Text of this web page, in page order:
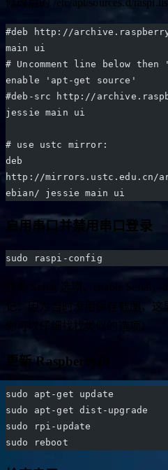
#deb http://
main ui
# Uncomment line below
enable 'apt-get source'
#deb-src http://
# use ustc mirror:
deb
http://mirrors.ustc.edu.cn/
找到 Serial 选项，enable Serial，
记：因为当时没用保存截图，这
你可以仔细找找类似的选项）
更新 RaspberryPi
sudo apt-get update
sudo apt-get dist-upgrade
sudo rpi-update